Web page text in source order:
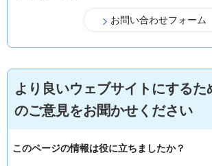
より良いウェブサイトにするた
のご意見をお聞かせください
このページの情報は役に立ちましたか？